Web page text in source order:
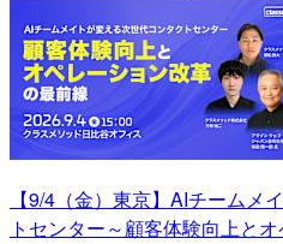
【9/4（金）東京】AIチームメ
トセンター～顧客体験向上と